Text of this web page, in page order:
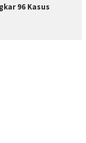
96 Kasus